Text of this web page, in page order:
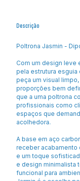
Descrição
Poltrona Jasmin -
Com um design leve
pela estrutura
peça um visual
proporções bem
que a uma poltrona
profissionais como
espaços que
acolhedora.
A base em aço
receber acabamento
e um toque
e design minimalista
funcional para